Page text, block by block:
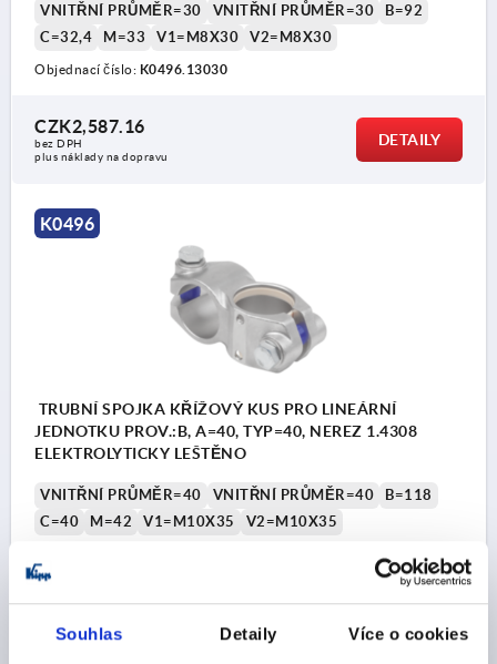
Souhlas Detaily Více o cookies
VNITŘNÍ PRŮMĚR=30 VNITŘNÍ PRŮMĚR=30
B=92
C=32,4
M=33 V1=M8X30 V2=M8X30
Objednací číslo: K0496.13030
CZK2,587.16
bez DPH
plus náklady na dopravu
DETAILY
K0496
TRUBNÍ SPOJKA KŘÍŽOVÝ KUS PRO LINEÁRNÍ
JEDNOTKU PROV.:B, A=40, TYP=40, NEREZ 1.4308
ELEKTROLYTICKY LEŠTĚNO
VNITŘNÍ PRŮMĚR=40 VNITŘNÍ PRŮMĚR=40
B=118
C=40
M=42 V1=M10X35 V2=M10X35
CZK3,443.44
bez DPH
plus náklady na dopravu
DETAILY